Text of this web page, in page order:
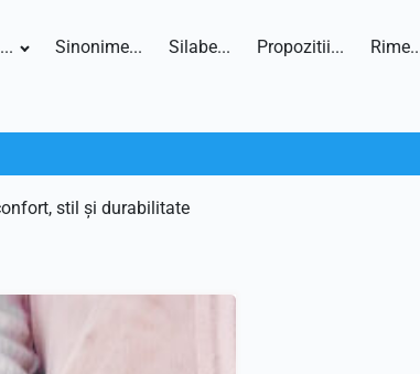
Sinonime... Silabe... Propozitii...
stil și durabilitate